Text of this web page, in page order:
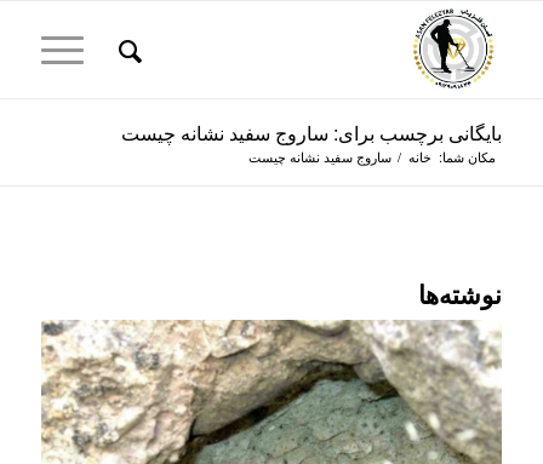
بایگانی برچسب برای: ساروج سفید نشانه چیست
مکان شما: خانه / ساروج سفید نشانه چیست
نوشته‌ها